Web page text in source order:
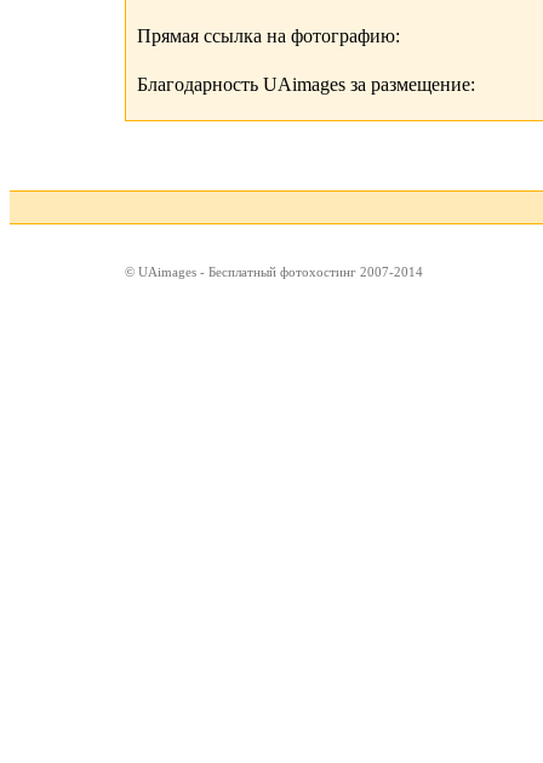
Прямая ссылка на фотографию:
Благодарность UAimages за размещение:
© UAimages - Бесплатный фотохостинг 2007-2014